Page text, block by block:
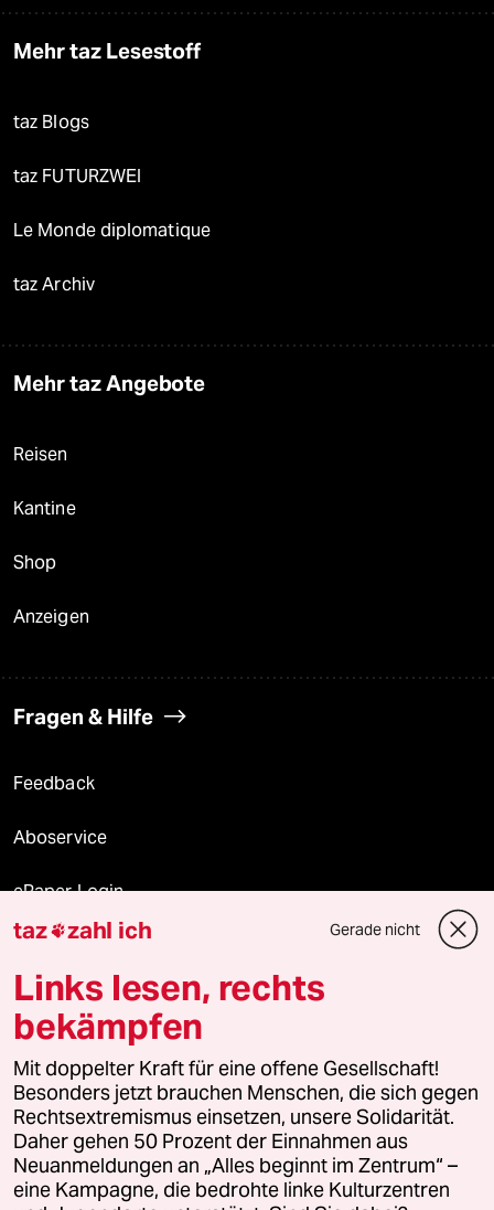
Mehr taz Lesestoff
taz Blogs
taz FUTURZWEI
Le Monde diplomatique
taz Archiv
Mehr taz Angebote
Reisen
Kantine
Shop
Anzeigen
Fragen & Hilfe
Feedback
Aboservice
ePaper Login
Downloads für Abonnierende
© 2026 taz Verlags und Vertriebs GmbH
Alle Rechte vorbehalten. Bei rechtlichen Fragen oder für Genehmigungen
wenden Sie sich bitte an lizenzen@taz.de
Feedback Redaktionsstatut Kommune-Richtlinien
Leitlinie Informant Datenschutz Impressum AGB
taz zahl ich Gerade nicht
Links lesen, rechts
bekämpfen
Mit doppelter Kraft für eine offene Gesellschaft!
Besonders jetzt brauchen Menschen, die sich gegen
Rechtsextremismus einsetzen, unsere Solidarität.
Daher gehen 50 Prozent der Einnahmen aus
Neuanmeldungen an „Alles beginnt im Zentrum“ –
eine Kampagne, die bedrohte linke Kulturzentren